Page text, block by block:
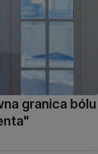
granica bólu